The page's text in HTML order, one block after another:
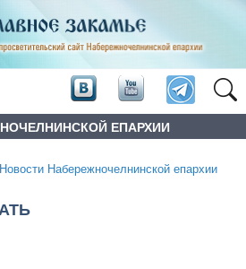
ЕПАРХИИ
Новости Набережночелнинской епархии